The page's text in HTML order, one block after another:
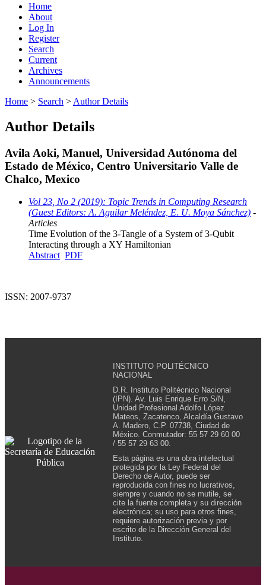
Home
About
Log In
Register
Search
Current
Archives
Announcements
Home > Search > Author Details
Author Details
Avila Aoki, Manuel, Universidad Autónoma del
Estado de México, Centro Universitario Valle de
Chalco, Mexico
Vol 23, No 2 (2019): Topic Trends in Computing Research
(Guest Editors: A. Aguilar Meléndez, E. U. Moya Sánchez) -
Articles
Time Evolution of the 3-Tangle of a System of 3-Qubit
Interacting through a XY Hamiltonian
Abstract PDF
ISSN: 2007-9737
INSTITUTO POLITÉCNICO
NACIONAL
D.R. Instituto Politécnico Nacional
(IPN). Av. Luis Enrique Erro S/N,
Unidad Profesional Adolfo López
Mateos, Zacatenco, Alcaldía Gustavo
A. Madero, C.P. 07738, Ciudad de
México. Conmutador: 55 57 29 60 00
/ 55 57 29 63 00.
Esta página es una obra intelectual
protegida por la Ley Federal del
Derecho de Autor, puede ser
reproducida con fines no lucrativos,
siempre y cuando no se mutile, se
cite la fuente completa y su dirección
electrónica; su uso para otros fines,
requiere autorización previa y por
escrito de la Dirección General del
Instituto.